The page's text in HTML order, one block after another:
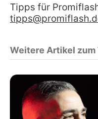
Tipps für
Weitere Artikel zum